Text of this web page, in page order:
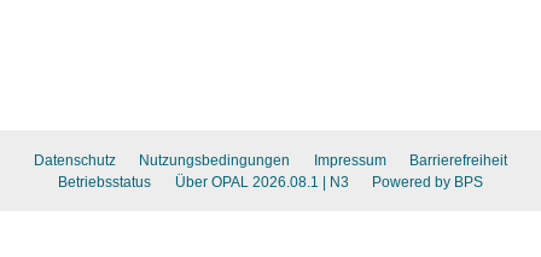
Datenschutz Nutzungsbedingungen Impressum
Barrierefreiheit
Betriebsstatus
Über OPAL 2026.08.1 | N3 Powered by BPS